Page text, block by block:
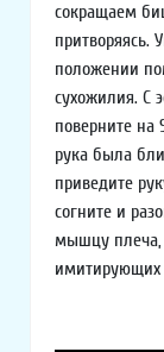
сокращаем
притворяясь.
положении
сухожилия. С
поверните на
рука была
приведите
согните и
мышцу плеча,